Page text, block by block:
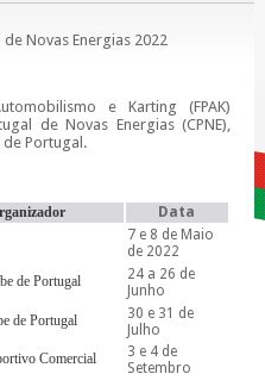
Novas Energias 2022
e Karting (FPAK)
de Novas Energias (CPNE),
Portugal.
Data
7 e 8 de Maio
de 2022
de Portugal
24 a 26 de
Junho
de Portugal
30 e 31 de
Julho
Comercial
3 e 4 de
Setembro